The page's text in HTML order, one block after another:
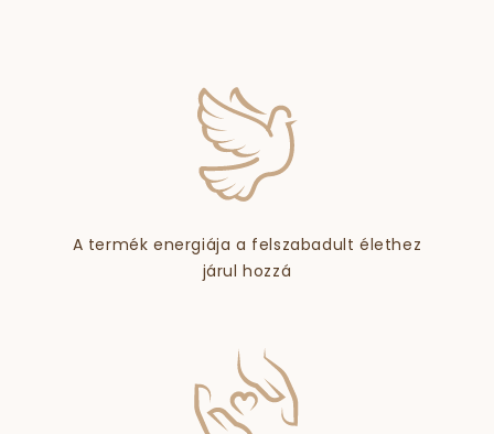
A termék energiája a felszabadult élethez
járul hozzá